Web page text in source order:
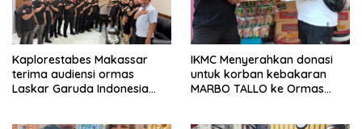
Kaplorestabes Makassar
terima audiensi ormas
Laskar Garuda Indonesia
IKMC Menyerahkan donasi
untuk korban kebakaran
MARBO TALLO ke Ormas